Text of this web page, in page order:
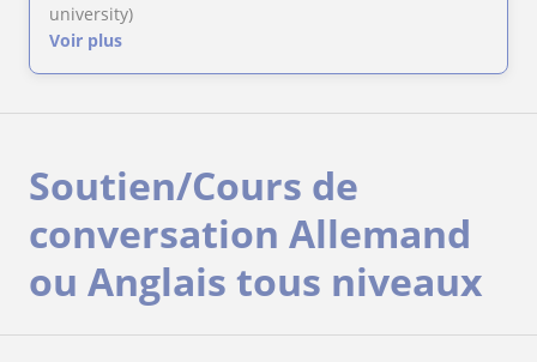
university)
Voir plus
Soutien/Cours de
conversation Allemand
ou Anglais tous niveaux